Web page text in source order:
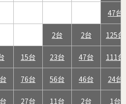
47
2 2 125
15 23 47 111
76 56 46 24
27 11 2 1